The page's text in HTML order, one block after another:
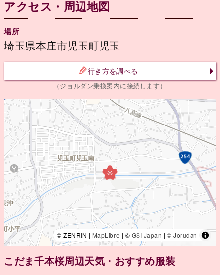
アクセス・周辺地図
場所
埼玉県本庄市児玉町児玉
行き方を調べる
（ジョルダン乗換案内に接続します）
© ZENRIN | MapLibre | © GSI Japan |© Jorudan
こだま千本桜周辺天気・おすすめ服装